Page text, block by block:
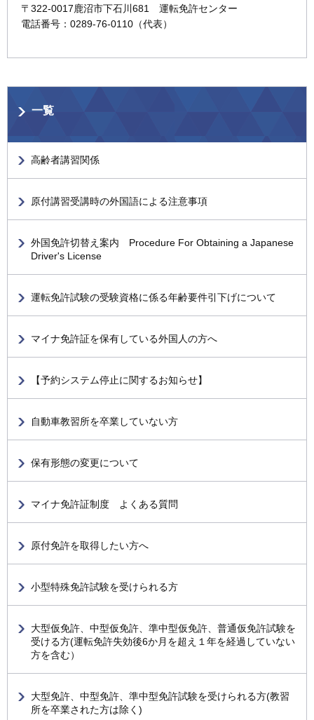
〒322-0017鹿沼市下石川681 運転免許センター
電話番号：0289-76-0110（代表）
一覧
高齢者講習関係
原付講習受講時の外国語による注意事項
外国免許切替え案内 Procedure For Obtaining a Japanese
Driver's License
運転免許試験の受験資格に係る年齢要件引下げについて
マイナ免許証を保有している外国人の方へ
【予約システム停止に関するお知らせ】
自動車教習所を卒業していない方
保有形態の変更について
マイナ免許証制度 よくある質問
原付免許を取得したい方へ
小型特殊免許試験を受けられる方
大型仮免許、中型仮免許、準中型仮免許、普通仮免許試験を
受ける方(運転免許失効後6か月を超え１年を経過していない
方を含む）
大型免許、中型免許、準中型免許試験を受けられる方(教習
所を卒業された方は除く)